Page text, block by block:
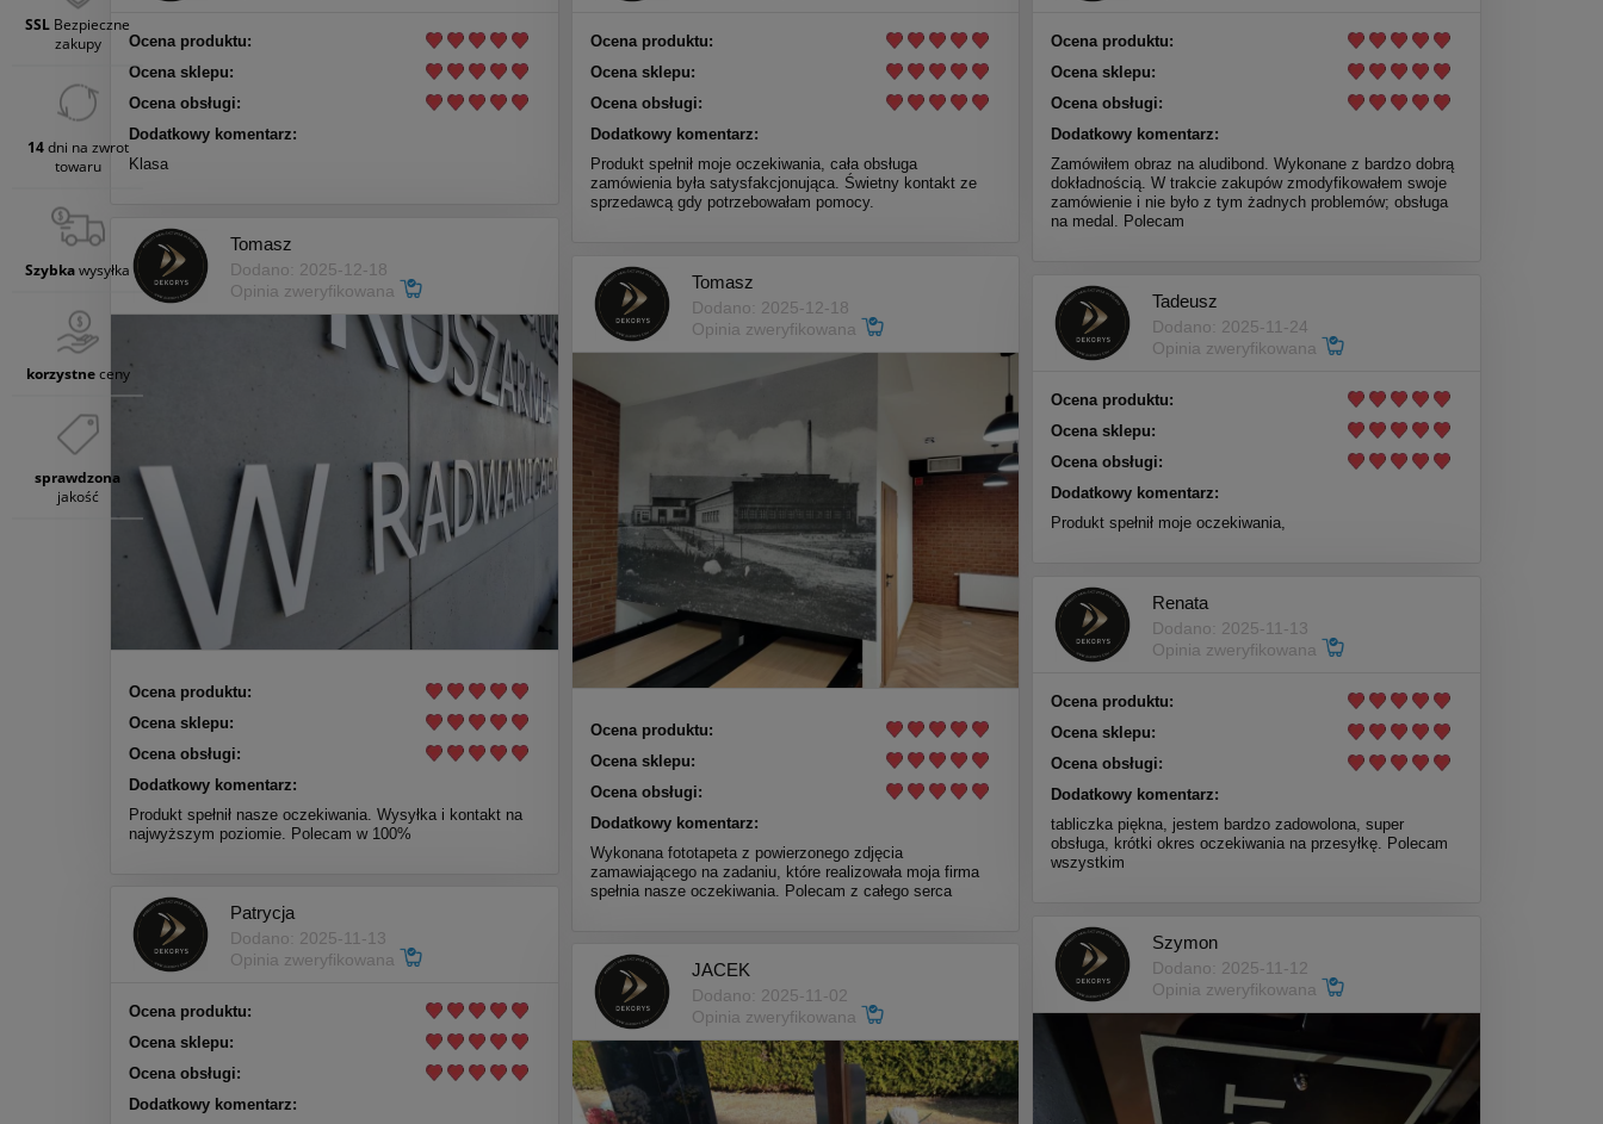
SSL Bezpieczne
zakupy
14dni na zwrot
towaru
Szybkawysyłka
korzystneceny
sprawdzona
jakość
Ocena produktu:
Ocena sklepu:
Ocena obsługi:
Dodatkowy komentarz:
Klasa
Ocena produktu:
Ocena sklepu:
Ocena obsługi:
Dodatkowy komentarz:
Produkt spełnił moje oczekiwania, cała obsługa
zamówienia była satysfakcjonująca. Świetny kontakt ze
sprzedawcą gdy potrzebowałam pomocy.
Ocena produktu:
Ocena sklepu:
Ocena obsługi:
Dodatkowy komentarz:
Zamówiłem obraz na aludibond. Wykonane z bardzo dobrą
dokładnością. W trakcie zakupów zmodyfikowałem swoje
zamówienie i nie było z tym żadnych problemów; obsługa
na medal. Polecam
Tomasz
Dodano: 2025-12-18
Opinia zweryfikowana
Ocena produktu:
Ocena sklepu:
Ocena obsługi:
Dodatkowy komentarz:
Produkt spełnił nasze oczekiwania. Wysyłka i kontakt na
najwyższym poziomie. Polecam w 100%
Tomasz
Dodano: 2025-12-18
Opinia zweryfikowana
Ocena produktu:
Ocena sklepu:
Ocena obsługi:
Dodatkowy komentarz:
Wykonana fototapeta z powierzonego zdjęcia
zamawiającego na zadaniu, które realizowała moja firma
spełnia nasze oczekiwania. Polecam z całego serca
Tadeusz
Dodano: 2025-11-24
Opinia zweryfikowana
Ocena produktu:
Ocena sklepu:
Ocena obsługi:
Dodatkowy komentarz:
Produkt spełnił moje oczekiwania,
Renata
Dodano: 2025-11-13
Opinia zweryfikowana
Ocena produktu:
Ocena sklepu:
Ocena obsługi:
Dodatkowy komentarz:
tabliczka piękna, jestem bardzo zadowolona, super
obsługa, krótki okres oczekiwania na przesyłkę. Polecam
wszystkim
Patrycja
Dodano: 2025-11-13
Opinia zweryfikowana
Ocena produktu:
Ocena sklepu:
Ocena obsługi:
Dodatkowy komentarz:
Szymon
Dodano: 2025-11-12
Opinia zweryfikowana
JACEK
Dodano: 2025-11-02
Opinia zweryfikowana